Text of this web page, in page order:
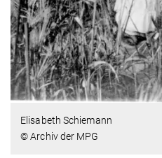
Elisabeth Schiemann
© Archiv der MPG